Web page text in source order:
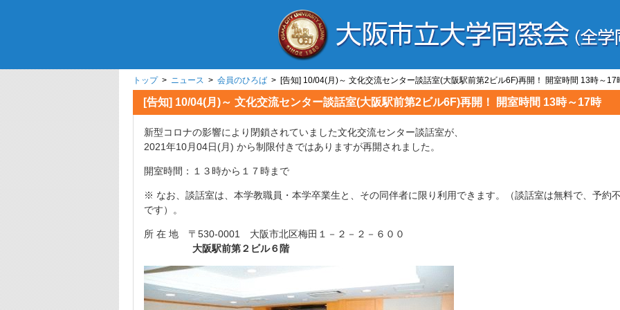
トップ> ニュース > 会員のひろば > [告知] 10/04(月)～ 文化交流センター談話室(大阪駅前第2ビル6F)再開！ 開室時間 13時～17
[告知] 10/04(月)～ 文化交流センター談話室(大阪駅前第2ビル6F)再開！ 開室時間 13時～17時
新型コロナの影響により閉鎖されていました文化交流センター談話室が、
2021年10月04日(月) から制限付きではありますが再開されました。
開室時間：１３時から１７時まで
※ なお、談話室は、本学教職員・本学卒業生と、その同伴者に限り利用できます。（談話室は無料で、予約
です）。
所 在 地 〒530-0001 大阪市北区梅田１－２－２－６００
大阪駅前第２ビル６階